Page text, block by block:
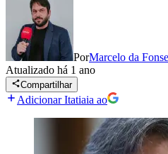
PorMarcelo da
Atualizado há 1 ano
Compartilhar
Adicionar Itatiaia ao